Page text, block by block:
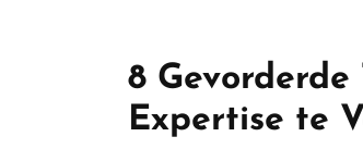
8
Expertise te